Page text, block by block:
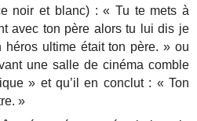
noir et blanc) : « Tu te mets à
avec ton père alors tu lui dis je
héros ultime était ton père. » ou
une salle de cinéma comble
» et qu’il en conclut : « Ton
»